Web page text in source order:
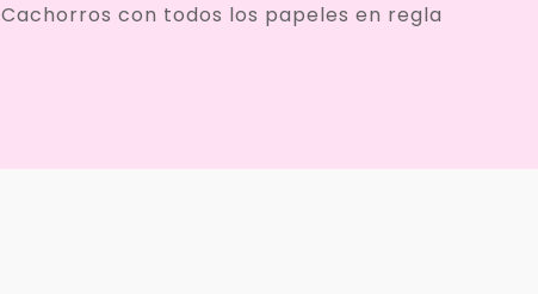
Cachorros con todos los papeles en regla